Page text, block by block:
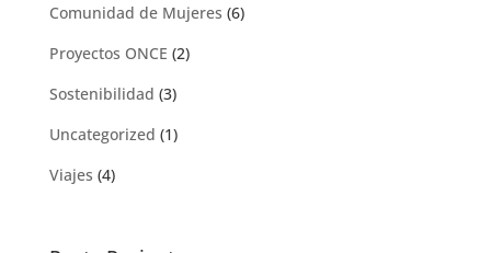
Comunidad de Mujeres (6)
Proyectos ONCE (2)
Sostenibilidad (3)
Uncategorized (1)
Viajes (4)